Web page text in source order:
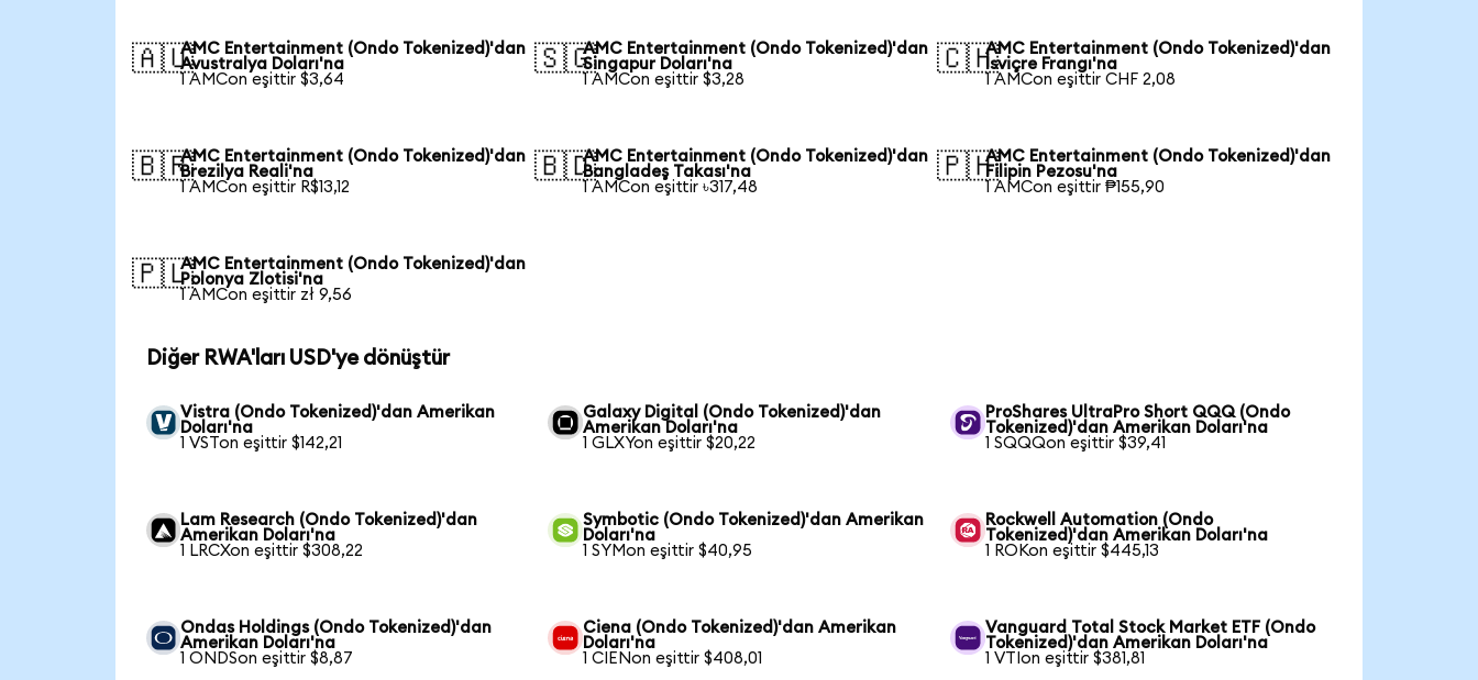
🇦🇺AMC Entertainment (Ondo Tokenized)'dan
Avustralya Doları'na
1 AMCon eşittir $3,64
🇸🇬AMC Entertainment (Ondo Tokenized)'dan
Singapur Doları'na
1 AMCon eşittir $3,28
🇨🇭AMC Entertainment (Ondo Tokenized)'dan
İsviçre Frangı'na
1 AMCon eşittir CHF 2,08
🇧🇷AMC Entertainment (Ondo Tokenized)'dan
Brezilya Reali'na
1 AMCon eşittir R$13,12
🇧🇩AMC Entertainment (Ondo Tokenized)'dan
Bangladeş Takası'na
1 AMCon eşittir ৳317,48
🇵🇭AMC Entertainment (Ondo Tokenized)'dan
Filipin Pezosu'na
1 AMCon eşittir ₱155,90
🇵🇱AMC Entertainment (Ondo Tokenized)'dan
Polonya Zlotisi'na
1 AMCon eşittir zł 9,56
Diğer RWA'ları USD'ye dönüştür
Vistra (Ondo Tokenized)'dan Amerikan
Doları'na
1 VSTon eşittir $142,21
Galaxy Digital (Ondo Tokenized)'dan
Amerikan Doları'na
1 GLXYon eşittir $20,22
ProShares UltraPro Short QQQ (Ondo
Tokenized)'dan Amerikan Doları'na
1 SQQQon eşittir $39,41
Lam Research (Ondo Tokenized)'dan
Amerikan Doları'na
1 LRCXon eşittir $308,22
Symbotic (Ondo Tokenized)'dan Amerikan
Doları'na
1 SYMon eşittir $40,95
Rockwell Automation (Ondo
Tokenized)'dan Amerikan Doları'na
1 ROKon eşittir $445,13
Ondas Holdings (Ondo Tokenized)'dan
Amerikan Doları'na
1 ONDSon eşittir $8,87
Ciena (Ondo Tokenized)'dan Amerikan
Doları'na
1 CIENon eşittir $408,01
Vanguard Total Stock Market ETF (Ondo
Tokenized)'dan Amerikan Doları'na
1 VTIon eşittir $381,81